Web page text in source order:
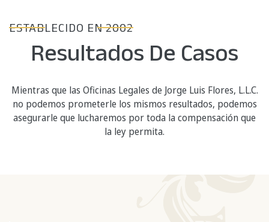
ESTABLECIDO EN 2002
Resultados De Casos
Mientras que las Oficinas Legales de Jorge Luis Flores, L.L.C.
no podemos prometerle los mismos resultados, podemos
asegurarle que lucharemos por toda la compensación que
la ley permita.